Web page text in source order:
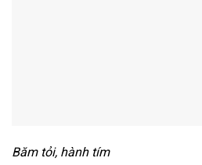
Băm tỏi, hành tím